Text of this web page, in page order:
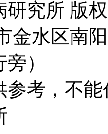
究所 版
金水区南
）
参考，不